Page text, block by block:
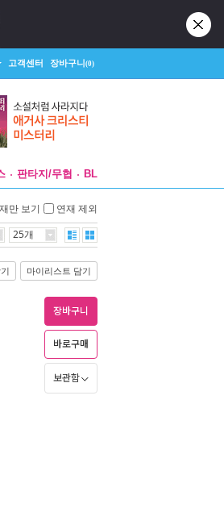
고객센터 장바구니(0)
판타지/무협 BL
만 보기 연재 제외
25개
마이리스트 담기
장바구니
바로구매
보관함